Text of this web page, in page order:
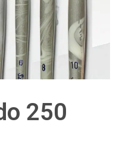
250